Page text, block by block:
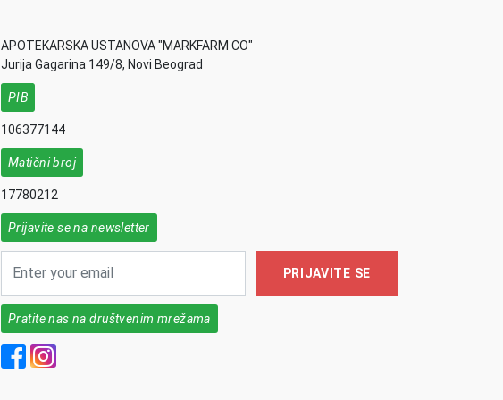
APOTEKARSKA USTANOVA "MARKFARM CO"
Jurija Gagarina 149/8, Novi Beograd
PIB
106377144
Matični broj
17780212
Prijavite se na newsletter
PRIJAVITE SE
Pratite nas na društvenim mrežama